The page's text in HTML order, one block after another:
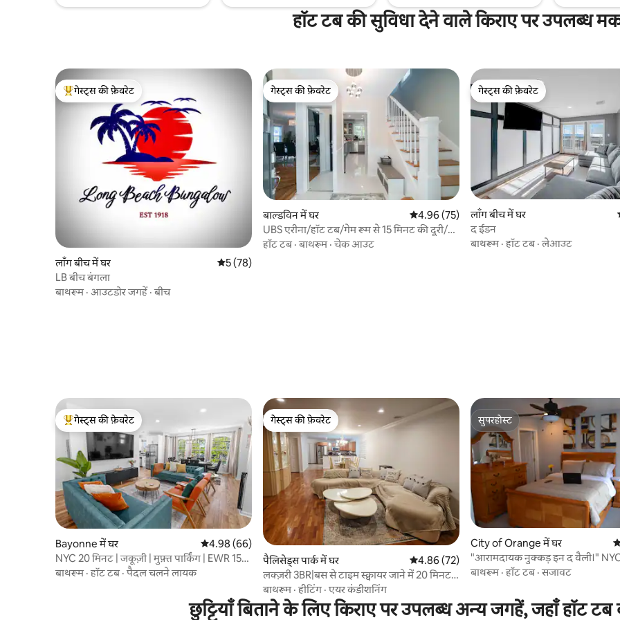
हॉट टब की सुविधा देने वाले किराए पर उपलब्ध
गेस्ट्स का टॉप फ़ेवरेट
गेस्ट्स की फ़ेवरेट
लाँग बीच में घर औसत रेटिंग 5 में से 5, 78 समीक्षाएँ
5 (78)
LB बीच बंगला
बाथरूम· आउटडोर जगहें ·बीच
गेस्ट्स की फ़ेवरेट
गेस्ट्स की फ़ेवरेट
बाल्डविन में घर औसत रेटिंग 5 में से 4.96, 75 समीक्षाएँ
4.96 (75)
UBS एरीना/हॉट टब/गेम रूम से 15 मिनट की दूरी/
किंग बेड
हॉट टब·बाथरूम·चेक आउट
गेस्ट्स की फ़ेवरेट
गेस्ट्स की फ़ेवरेट
लाँग बीच में घर
द ईडन
बाथरूम·हॉट टब·लेआउट
गेस्ट्स का टॉप फ़ेवरेट
गेस्ट्स की फ़ेवरेट
Bayonne में घर औसत रेटिंग 5 में से 4.98, 66 समीक्षाएँ
4.98 (66)
NYC 20 मिनट | जकूज़ी | मुफ़्त पार्किंग | EWR 15
मिनट
बाथरूम·हॉट टब·पैदल चलने लायक
गेस्ट्स की फ़ेवरेट
गेस्ट्स की फ़ेवरेट
पैलिसेड्स पार्क में घर औसत रेटिंग 5 में से 4.86, 72 समीक्षाएँ
4.86 (72)
लक्ज़री 3BR|बस से टाइम स्क्वायर जाने में 20 मिनट|
मुफ़्त पार्किंग
बाथरूम·हीटिंग ·एयर कंडीशनिंग
सुपरहोस्ट
सुपरहोस्ट
City of Orange में घर
"आरामदायक नुक्कड़ इन द वैली।"
मिनट की दूरी पर
बाथरूम·हॉट टब·सजावट
छुट्टियाँ बिताने के लिए किराए पर उपलब्ध अन्य जगहें, जहाँ हॉट